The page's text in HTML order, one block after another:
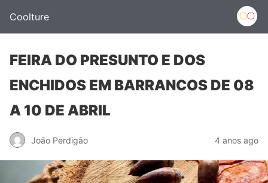
Coolture
FEIRA DO PRESUNTO E DOS
ENCHIDOS EM BARRANCOS DE 08
A 10 DE ABRIL
João Perdigão 4 anos ago